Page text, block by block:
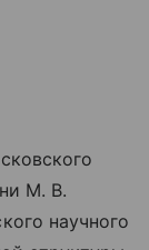
М. В.
научного